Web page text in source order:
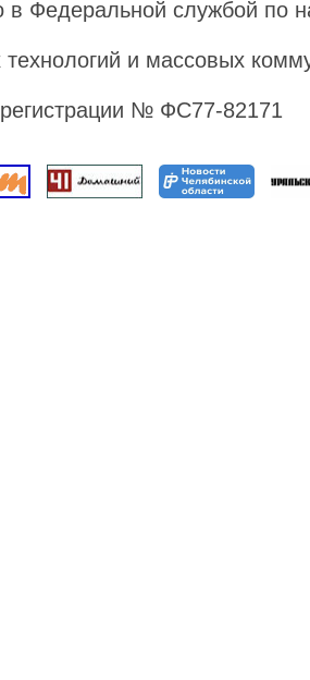
в Федеральной службой по
и массовых
№ ФС77-82171